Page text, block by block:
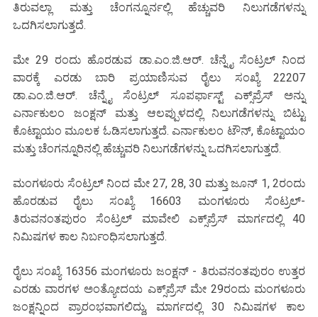
ತಿರುವಲ್ಲಾ ಮತ್ತು ಚೆಂಗನ್ನೂರ್ನಲ್ಲಿ ಹೆಚ್ಚುವರಿ ನಿಲುಗಡೆಗಳನ್ನು
ಒದಗಿಸಲಾಗುತ್ತದೆ.
ಮೇ 29 ರಂದು ಹೊರಡುವ ಡಾ.ಎಂ.ಜಿ.ಆರ್. ಚೆನ್ನೈ ಸೆಂಟ್ರಲ್ ನಿಂದ
ವಾರಕ್ಕೆ ಎರಡು ಬಾರಿ ಪ್ರಯಾಣಿಸುವ ರೈಲು ಸಂಖ್ಯೆ 22207
ಡಾ.ಎಂ.ಜಿ.ಆರ್. ಚೆನ್ನೈ ಸೆಂಟ್ರಲ್ ಸೂಪರ್ಫಾಸ್ಟ್ ಎಕ್ಸ್‌ಪ್ರೆಸ್ ಅನ್ನು
ಎರ್ನಾಕುಲಂ ಜಂಕ್ಷನ್ ಮತ್ತು ಆಲಪ್ಪುಳದಲ್ಲಿ ನಿಲುಗಡೆಗಳನ್ನು ಬಿಟ್ಟು
ಕೊಟ್ಟಾಯಂ ಮೂಲಕ ಓಡಿಸಲಾಗುತ್ತದೆ. ಎರ್ನಾಕುಲಂ ಟೌನ್, ಕೊಟ್ಟಾಯಂ
ಮತ್ತು ಚೆಂಗನ್ನೂರಿನಲ್ಲಿ ಹೆಚ್ಚುವರಿ ನಿಲುಗಡೆಗಳನ್ನು ಒದಗಿಸಲಾಗುತ್ತದೆ.
ಮಂಗಳೂರು ಸೆಂಟ್ರಲ್ ನಿಂದ ಮೇ 27, 28, 30 ಮತ್ತು ಜೂನ್ 1, 2ರಂದು
ಹೊರಡುವ ರೈಲು ಸಂಖ್ಯೆ 16603 ಮಂಗಳೂರು ಸೆಂಟ್ರಲ್-
ತಿರುವನಂತಪುರಂ ಸೆಂಟ್ರಲ್ ಮಾವೇಲಿ ಎಕ್ಸ್‌ಪ್ರೆಸ್ ಮಾರ್ಗದಲ್ಲಿ 40
ನಿಮಿಷಗಳ ಕಾಲ ನಿರ್ಬಂಧಿಸಲಾಗುತ್ತದೆ.
ರೈಲು ಸಂಖ್ಯೆ 16356 ಮಂಗಳೂರು ಜಂಕ್ಷನ್ - ತಿರುವನಂತಪುರಂ ಉತ್ತರ
ಎರಡು ವಾರಗಳ ಅಂತ್ಯೋದಯ ಎಕ್ಸ್‌ಪ್ರೆಸ್ ಮೇ 29ರಂದು ಮಂಗಳೂರು
ಜಂಕ್ಷನ್ನಿಂದ ಪ್ರಾರಂಭವಾಗಲಿದ್ದು, ಮಾರ್ಗದಲ್ಲಿ 30 ನಿಮಿಷಗಳ ಕಾಲ